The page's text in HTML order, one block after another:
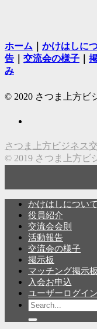
ホーム かけはしに
告
交流会の様子
み
© 2020 さつま上方ビ
さつま上方ビジネス
© 2019 さつま上方ビ
かけはしについて
役員紹介
交流会会則
活動報告
交流会の様子
掲示板
マッチング掲示板
入会お申込
ユーザーログイン